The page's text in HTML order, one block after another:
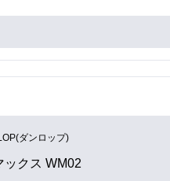
ダンロップ)
ックス WM02